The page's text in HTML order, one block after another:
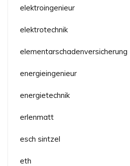
elektroingenieur
elektrotechnik
elementarschadenversicherung
energieingenieur
energietechnik
erlenmatt
esch sintzel
eth